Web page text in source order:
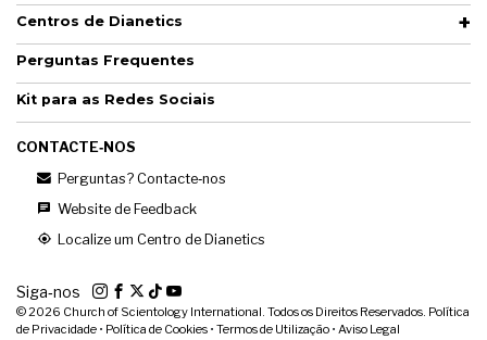
Centros de Dianetics
Perguntas Frequentes
Kit para as Redes Sociais
CONTACTE‑NOS
Perguntas? Contacte‑nos
Website de Feedback
Localize um Centro de Dianetics
Siga‑nos
© 2026 Church of Scientology International. Todos os Direitos Reservados. Política
de Privacidade • Política de Cookies • Termos de Utilização • Aviso Legal